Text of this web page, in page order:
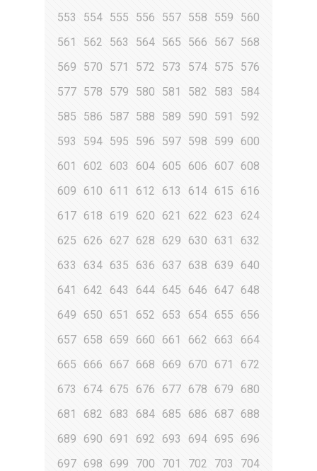
553
554 555 556 557 558 559
560
561
562 563 564 565 566 567 568
569
570 571 572 573 574 575
576
577 578 579 580 581 582 583
584
585
586 587 588 589 590 591
592
593
594 595 596 597 598 599
600
601
602 603 604 605 606 607 608
609
610 611 612 613 614 615
616
617 618 619 620 621 622 623
624
625
626 627 628 629 630 631
632
633
634 635 636 637 638 639 640
641
642 643 644 645 646 647 648
649
650 651 652 653 654 655 656
657 658 659 660 661 662 663
664
665
666 667 668 669 670 671
672
673
674 675 676 677 678 679
680
681
682 683 684 685 686 687 688
689
690 691 692 693 694 695
696
697 698 699 700 701 702 703
704